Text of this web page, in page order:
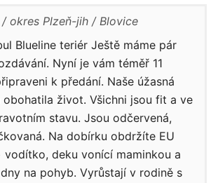
okres Plzeň-jih
Blovice
Blueline teriér Ještě máme pár
Nyní je vám téměř 11
k předání. Naše úžasná
obohatila život. Všichni jsou fit a ve
stavu. Jsou odčervená,
Na dobírku obdržíte EU
vodítko, deku vonící maminkou a
na pohyb. Vyrůstají v rodině s